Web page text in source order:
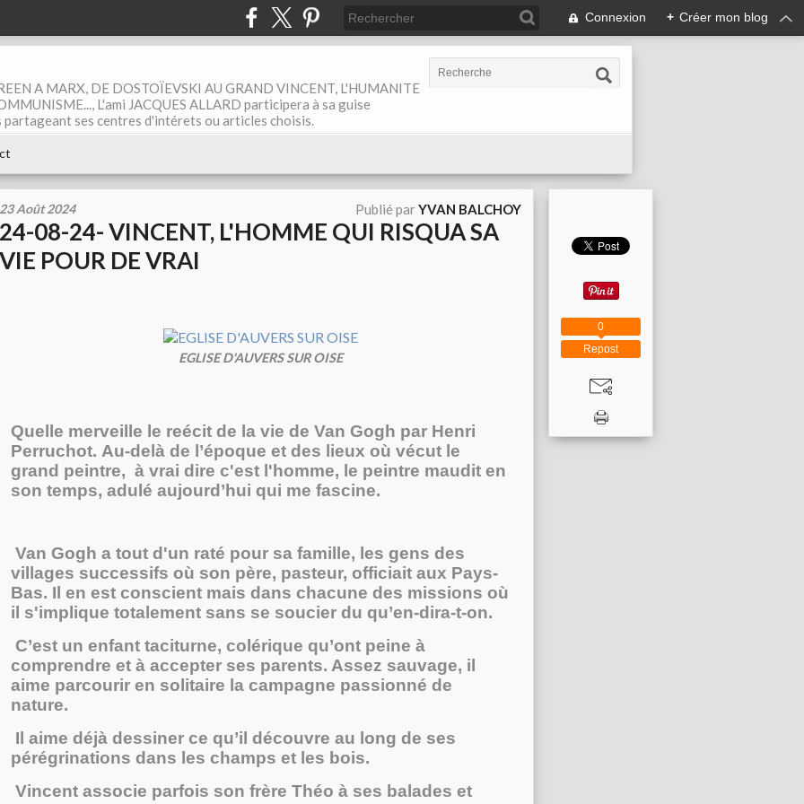
Connexion + Créer mon blog
A MARX, DE DOSTOÏEVSKI AU GRAND VINCENT, L'HUMANITE
L'ami JACQUES ALLARD participera à sa guise
partageant ses centres d'intérets ou articles choisis.
23 Août 2024 Publié parYVAN BALCHOY
24-08-24- VINCENT, L'HOMME QUI RISQUA SA
VIE POUR DE VRAI
EGLISE D'AUVERS SUR OISE
Quelle merveille le reécit de la vie de Van Gogh par Henri
Perruchot. Au-delà de l’époque et des lieux où vécut le
grand peintre, à vrai dire c'est l'homme, le peintre maudit en
son temps, adulé aujourd’hui qui me fascine.
Van Gogh a tout d'un raté pour sa famille, les gens des
villages successifs où son père, pasteur, officiait aux Pays-
Bas. Il en est conscient mais dans chacune des missions où
il s'implique totalement sans se soucier du qu’en-dira-t-on.
C’est un enfant taciturne, colérique qu’ont peine à
comprendre et à accepter ses parents. Assez sauvage, il
aime parcourir en solitaire la campagne passionné de
nature.
Il aime déjà dessiner ce qu’il découvre au long de ses
pérégrinations dans les champs et les bois.
Vincent associe parfois son frère Théo à ses balades et
Repost
0